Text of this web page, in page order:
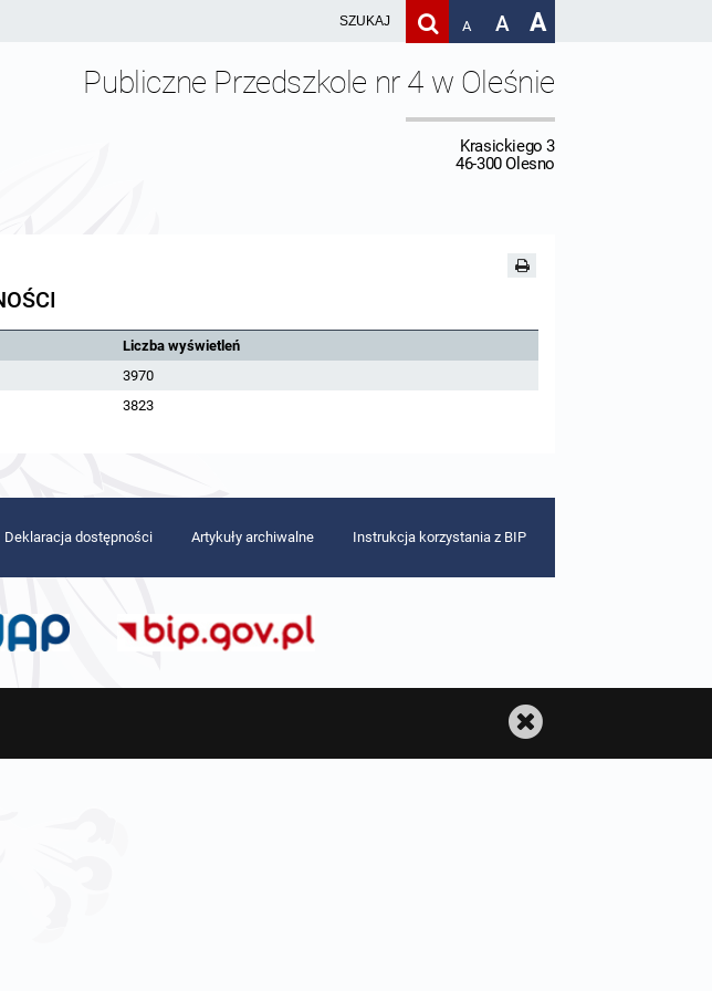
A A A
Publiczne Przedszkole nr 4 w Oleśnie
Krasickiego 3
46-300 Olesno
Liczba wyświetleń
3970
3823
Deklaracja dostępności Artykuły archiwalne Instrukcja korzystania z BIP